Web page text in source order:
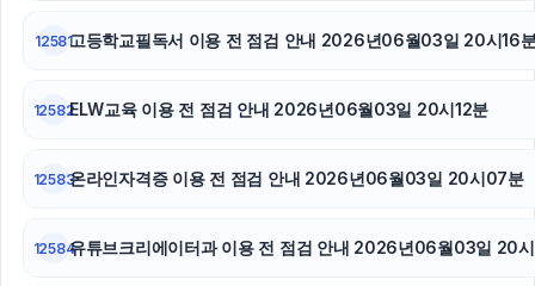
12581고등학교필독서 이용 전 점검 안내 2026년06월03일 20시16
12582ELW교육 이용 전 점검 안내 2026년06월03일 20시12분
12583온라인자격증 이용 전 점검 안내 2026년06월03일 20시07분
12584유튜브크리에이터과 이용 전 점검 안내 2026년06월03일 20